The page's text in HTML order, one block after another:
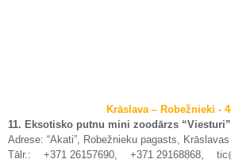
Krāslava – Robežnieki -
11. Eksotisko putnu mini zoodārzs
Adrese: “Akati”, Robežnieku pagasts,
Tālr.: +371 26157690, +371 29168868,